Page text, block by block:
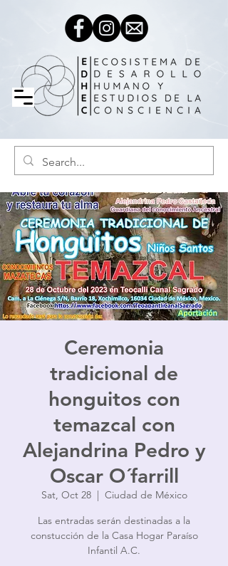
Ceremonia
tradicional de
honguitos con
temazcal con
Alejandrina Pedro y
Oscar O´farrill
Sat, Oct 28
  |
Ciudad de México
Las entradas serán destinadas a la
constucción de la Casa Hogar Paraíso
Infantil A.C.